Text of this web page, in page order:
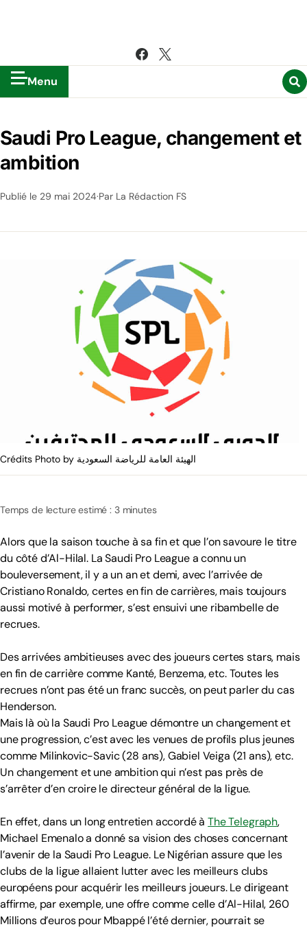
Menu
Saudi Pro League, changement et
ambition
Publié le 29 mai 2024 Par La Rédaction FS
Crédits Photo by الهيئة العامة للرياضة السعودية
Temps de lecture estimé : 3 minutes
Alors que la saison touche à sa fin et que l’on savoure le titre
du côté d’Al-Hilal. La Saudi Pro League a connu un
bouleversement, il y a un an et demi, avec l’arrivée de
Cristiano Ronaldo, certes en fin de carrières, mais toujours
aussi motivé à performer, s’est ensuivi une ribambelle de
recrues.
Des arrivées ambitieuses avec des joueurs certes stars, mais
en fin de carrière comme Kanté, Benzema, etc. Toutes les
recrues n’ont pas été un franc succès, on peut parler du cas
Henderson.
Mais là où la Saudi Pro League démontre un changement et
une progression, c’est avec les venues de profils plus jeunes
comme Milinkovic-Savic (28 ans), Gabiel Veiga (21 ans), etc.
Un changement et une ambition qui n’est pas près de
s’arrêter d’en croire le directeur général de la ligue.
En effet, dans un long entretien accordé àThe Telegraph,
Michael Emenalo a donné sa vision des choses concernant
l’avenir de la Saudi Pro League. Le Nigérian assure que les
clubs de la ligue allaient lutter avec les meilleurs clubs
européens pour acquérir les meilleurs joueurs. Le dirigeant
affirme, par exemple, une offre comme celle d’Al-Hilal, 260
Millions d’euros pour Mbappé l’été dernier, pourrait se